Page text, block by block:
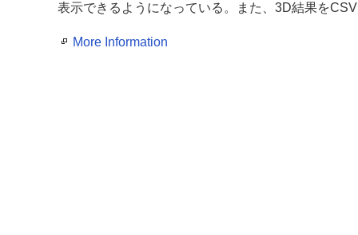
表示できるようになっている。また、3D結果を
More Information